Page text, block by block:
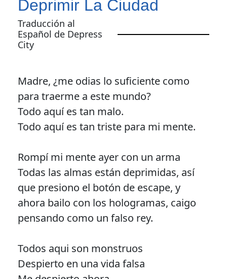
Deprimir La Ciudad
Traducción al
Español de Depress
City
Madre, ¿me odias lo suficiente como
para traerme a este mundo?
Todo aquí es tan malo.
Todo aquí es tan triste para mi mente.
Rompí mi mente ayer con un arma
Todas las almas están deprimidas, así
que presiono el botón de escape, y
ahora bailo con los hologramas, caigo
pensando como un falso rey.
Todos aqui son monstruos
Despierto en una vida falsa